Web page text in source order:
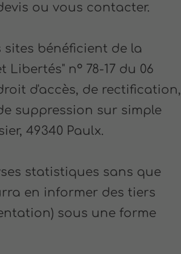
ou vous contacter.
bénéficient de la
n° 78-17 du 06
d'accès, de rectification,
suppression sur simple
49340 Paulx.
statistiques sans que
en informer des tiers
sous une forme